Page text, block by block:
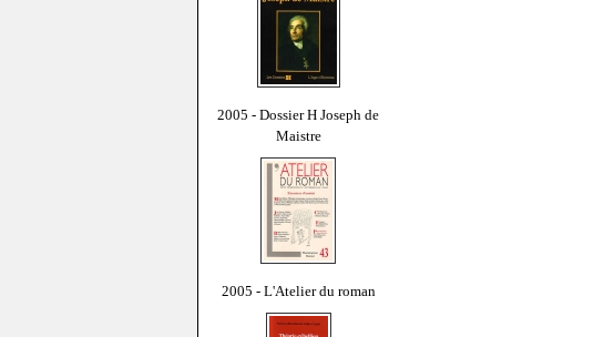
2005 - Dossier H Joseph de
Maistre
2005 - L'Atelier du roman